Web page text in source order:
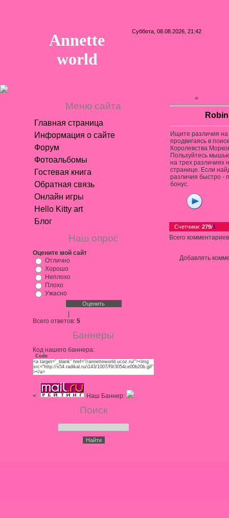
Annette
world
Суббота, 08.08.2026, 21:42
Меню сайта
Главная страница
Информация о сайте
Форум
Фотоальбомы
Гостевая книга
Обратная связь
Онлайн игры
Hello Kitty art
Блог
Наш опрос
Оцените мой сайт
Отлично
Хорошо
Неплохо
Плохо
Ужасно
Всего ответов: 5
Баннеры
Код нашего баннера:
Code
<a target="_blank" href="//annetteworld.ucoz.ru/"><img
src="http://s54.radikal.ru/i143/1007/f9/3054ce00b20b.gif"
></a>
< Наш Баннер:
Поиск
»
Ищите различия на
продвигаясь в
Королевства
Пользуйтесь
на трех различиях
странице. Если
различия быстро -
бонус.
Счетчики: 279/1
Всего комментариев
Добавлять